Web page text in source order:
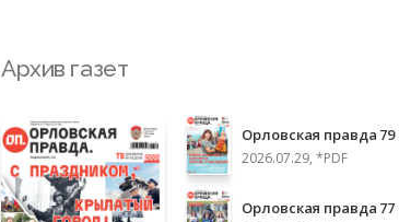
Архив газет
Орловская правда 79
2026.07.29, *PDF
Орловская правда 77